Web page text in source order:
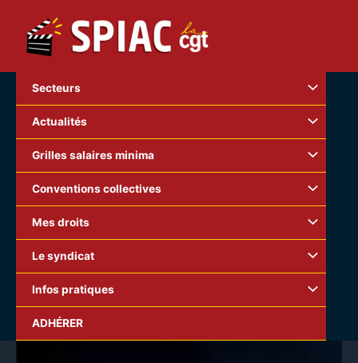
contenu
Secteurs
Actualités
Grilles salaires minima
Conventions collectives
Mes droits
Le syndicat
Infos pratiques
ADHÉRER